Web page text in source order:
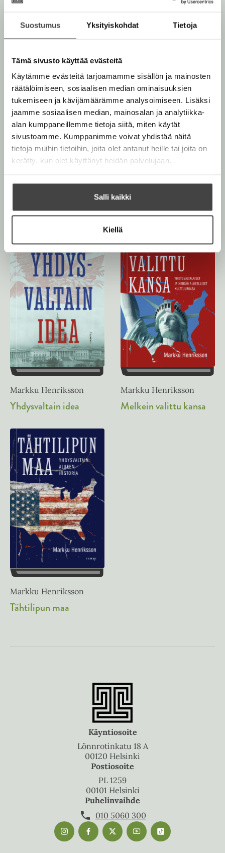
Suostumus Yksityiskohdat Tietoja
Tämä sivusto käyttää evästeitä
Käytämme evästeitä tarjoamamme sisällön ja mainosten
räätälöimiseen, sosiaalisen median ominaisuuksien
tukemiseen ja kävijämäärämme analysoimiseen. Lisäksi
jaamme sosiaalisen median, mainosalan ja analytiikka-
alan kumppaneillemme tietoja siitä, miten käytät
sivustoamme. Kumppanimme voivat yhdistää näitä
tietoja muihin tietoihin, joita olet antanut heille tai joita on
kerätty, kun olet käyttänyt heidän palvelujaan.
Salli kaikki
Kiellä
Kuva: Veikko Somerpuro
Teokset
Markku Henriksson
Yhdysvaltain idea
Markku Henriksson
Melkein valittu kansa
Markku Henriksson
Tähtilipun maa
Käyntiosoite
Lönnrotinkatu 18 A
00120 Helsinki
Postiosoite
PL 1259
00101 Helsinki
Puhelinvaihde
010 5060 300